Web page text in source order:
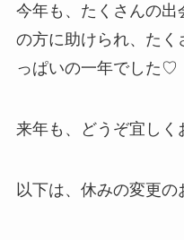
今年も、たくさんの
の方に助けられ、た
っぱいの一年でした♡
来年も、どうぞ宜しく
以下は、休みの変更の